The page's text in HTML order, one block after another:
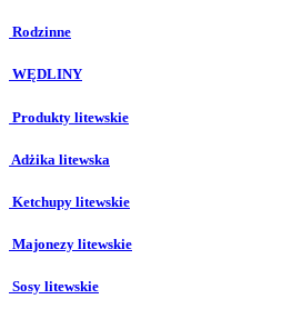
Rodzinne
WĘDLINY
Produkty litewskie
Adżika litewska
Ketchupy litewskie
Majonezy litewskie
Sosy litewskie